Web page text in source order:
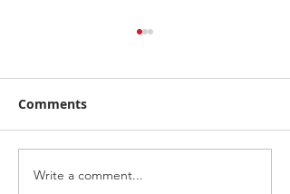
ฮุนไดขนทัพครบไลน์อัพลง
Comments
Write a comment...